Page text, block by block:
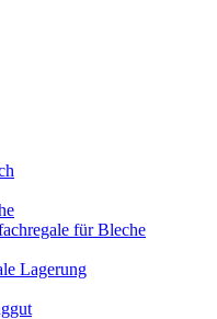
für Bleche
Lagerung